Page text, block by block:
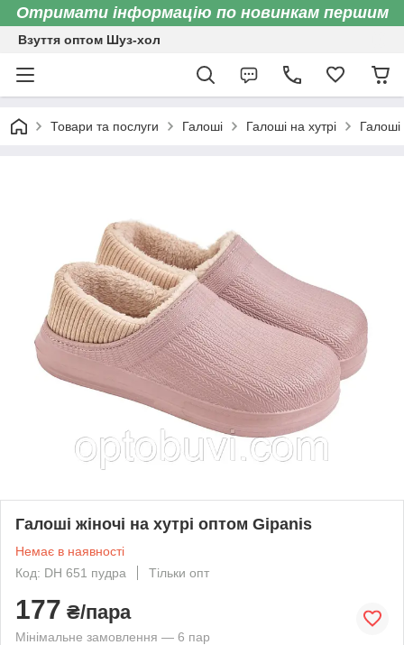
Отримати інформацію по новинкам першим
Взуття оптом Шуз-хол
Товари та послуги Галоші Галоші на хутрі Галоші
Галоші жіночі на хутрі оптом Gipanis
Немає в наявності
Код: DH 651 пудра
Тільки опт
177 ₴/пара
Мінімальне замовлення — 6 пар